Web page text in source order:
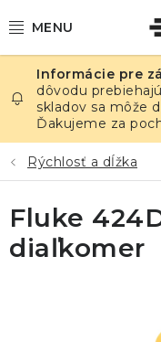
na
ELEKTRINA
TEPLOTA A
TLAK A ÚNIKY
ZÁZNAMNÍKY
dôvodu
skladov sa môže
Ďakujeme za
Rýchlosť a dĺžka
Fluke
diaľkomer